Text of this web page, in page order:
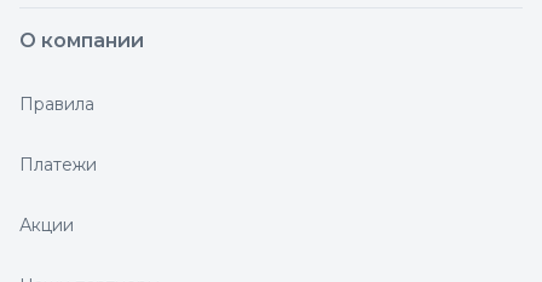
О компании
Правила
Платежи
Акции